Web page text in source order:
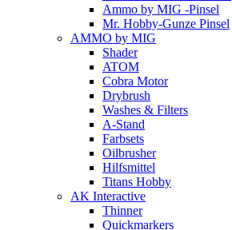
Ammo by MIG -Pinsel
Mr. Hobby-Gunze Pinsel
AMMO by MIG
Shader
ATOM
Cobra Motor
Drybrush
Washes & Filters
A-Stand
Farbsets
Oilbrusher
Hilfsmittel
Titans Hobby
AK Interactive
Thinner
Quickmarkers